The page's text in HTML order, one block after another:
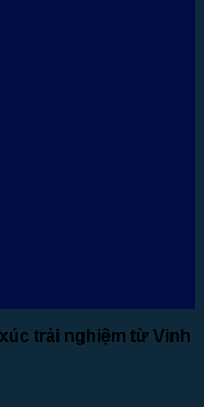
trải nghiệm từ Vinh